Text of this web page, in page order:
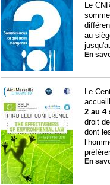
Le
au
En
Le
2 au 4
droit
dont
En